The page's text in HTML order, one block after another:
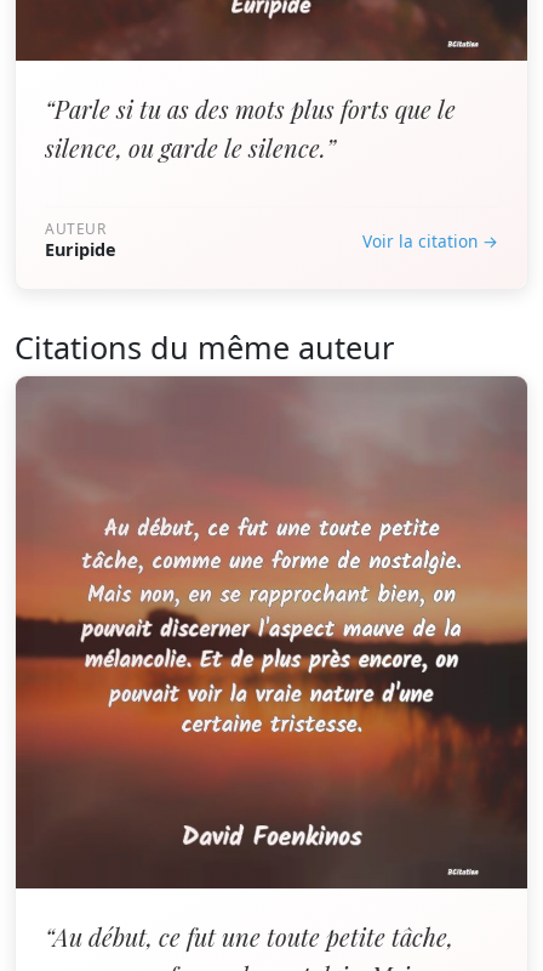
“Parle si tu as des mots plus forts que le
silence, ou garde le silence.”
AUTEUR
Euripide Voir la citation →
Citations du même auteur
“Au début, ce fut une toute petite tâche,